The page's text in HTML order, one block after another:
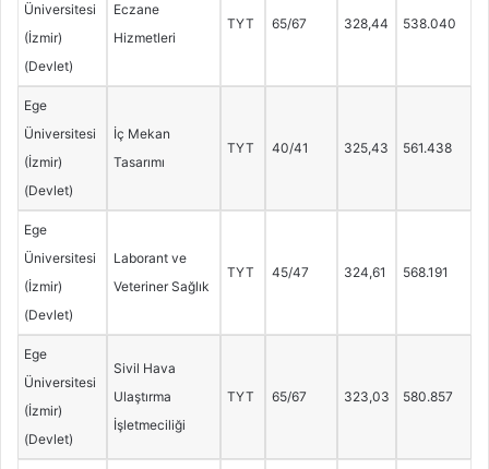
Üniversitesi
(İzmir)
(Devlet)
Eczane
Hizmetleri
TYT 65/67 328,44 538.040
Ege
Üniversitesi
(İzmir)
(Devlet)
İç Mekan
Tasarımı
TYT 40/41 325,43 561.438
Ege
Üniversitesi
(İzmir)
(Devlet)
Laborant ve
Veteriner Sağlık
TYT 45/47 324,61 568.191
Ege
Üniversitesi
(İzmir)
(Devlet)
Sivil Hava
Ulaştırma
İşletmeciliği
TYT 65/67 323,03 580.857